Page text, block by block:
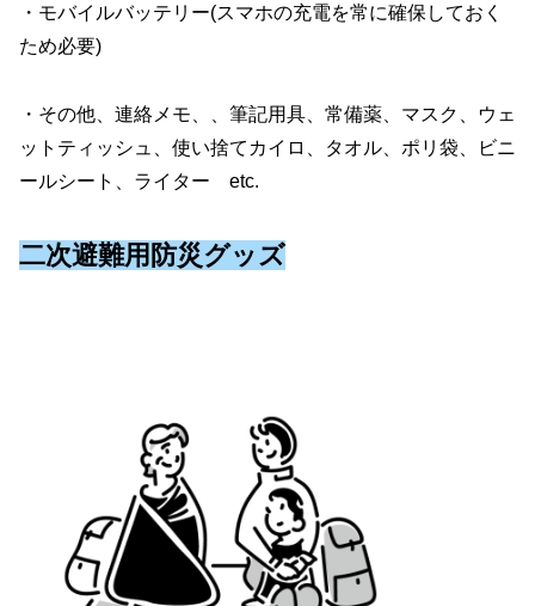
・モバイルバッテリー(スマホの充電を常に確保しておく
ため必要)
・その他、連絡メモ、、筆記用具、常備薬、マスク、ウェ
ットティッシュ、使い捨てカイロ、タオル、ポリ袋、ビニ
ールシート、ライター etc.
二次避難用防災グッズ